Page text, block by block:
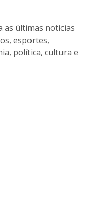
as últimas notícias
esportes,
política, cultura e